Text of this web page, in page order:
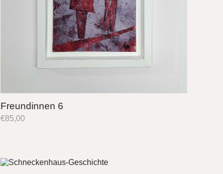
Freundinnen 6
€85,00